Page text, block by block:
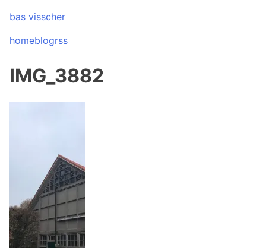
to
content
bas visscher
homeblogrss
IMG_3882